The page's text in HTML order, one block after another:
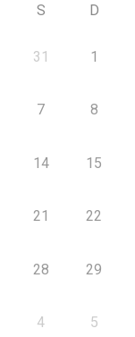
S D
31 1
7 8
14 15
21 22
28 29
4 5